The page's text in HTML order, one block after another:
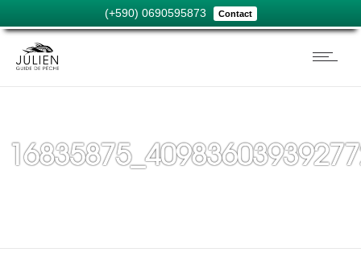
(+590) 0690595873 Contact